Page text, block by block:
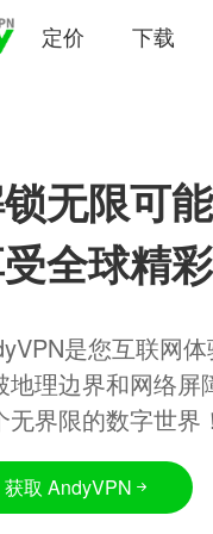
定价 下载
无限可能
全球精彩
是您互联网
地理边界和网络屏
无界限的数字世界！
获取 AndyVPN